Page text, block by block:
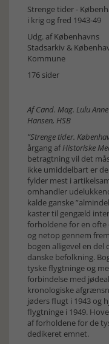
Strenge tider -
i krig og fred 1943-49
Udg. afKøbenhavns
Stadsarkiv &
Kommune
176 sider
Af Cand. Mag. Lulu Anne
Hansen, HSB
”Strenge tider.
årgang afHistoriske
betragtning vil det
ikke umiddelbart er
fylder mest i
omhandler
kalde ganske
kaster til gengæld
forholdene for en ofte
og netop gennem
bogen alligevel en
danske befolkning.
tyske flygtninge og
forbindelse med
kronologiske
jøders flugt i 1943 og
flygtninge i 1949.
af forholdene for de
dedikeret emnet.